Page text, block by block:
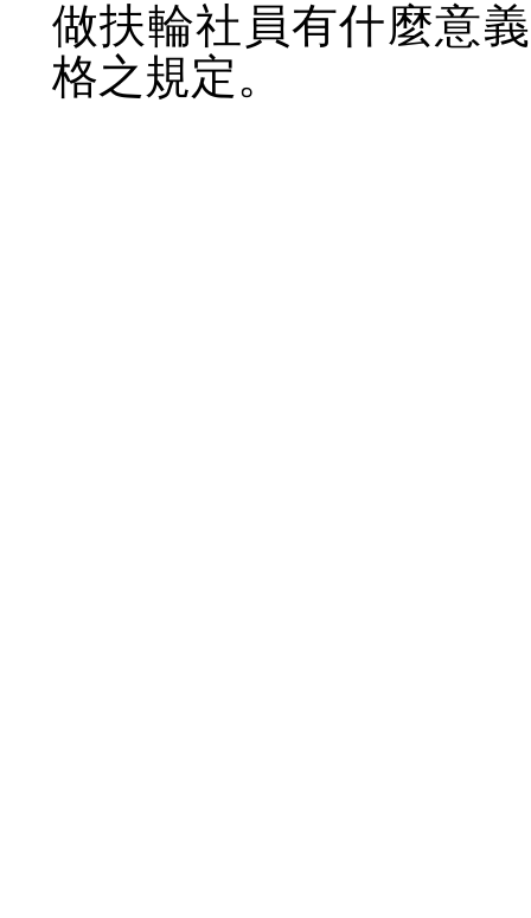
做扶輪社員有什麼意
格之規定。